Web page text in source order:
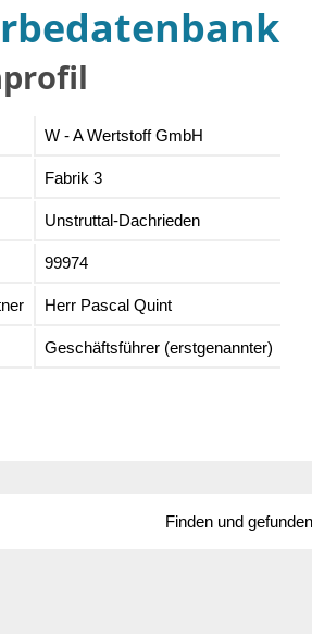
W - A Wertstoff GmbH
Fabrik 3
Unstruttal-Dachrieden
99974
Herr Pascal Quint
Geschäftsführer (erstgenannter)
Finden und